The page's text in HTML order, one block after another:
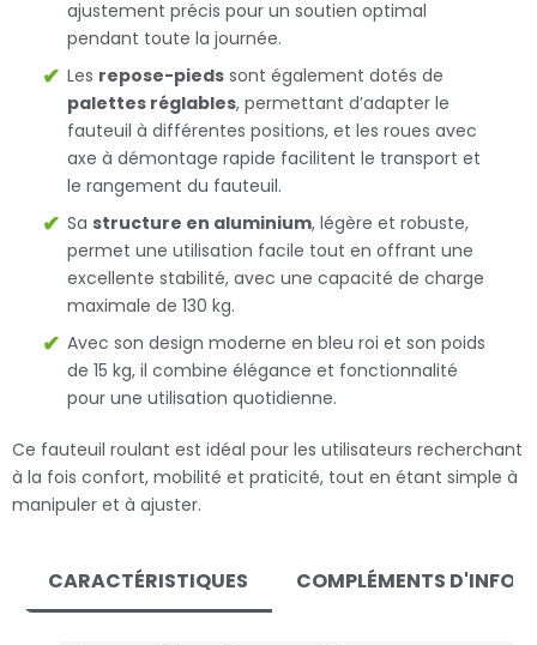
ajustement précis pour un soutien optimal
pendant toute la journée.
Les repose-pieds sont également dotés de
palettes réglables, permettant d’adapter le
fauteuil à différentes positions, et les roues avec
axe à démontage rapide facilitent le transport et
le rangement du fauteuil.
Sa structure en aluminium, légère et robuste,
permet une utilisation facile tout en offrant une
excellente stabilité, avec une capacité de charge
maximale de 130 kg.
Avec son design moderne en bleu roi et son poids
de 15 kg, il combine élégance et fonctionnalité
pour une utilisation quotidienne.
Ce fauteuil roulant est idéal pour les utilisateurs recherchant
à la fois confort, mobilité et praticité, tout en étant simple à
manipuler et à ajuster.
CARACTÉRISTIQUES COMPLÉMENTS